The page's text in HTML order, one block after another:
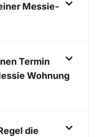
Messie-
Termin
Wohnung
die